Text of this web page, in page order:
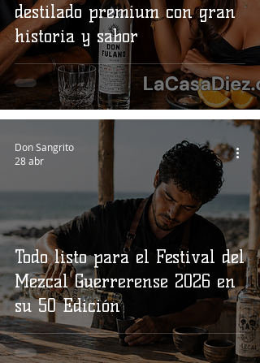
destilado premium con gran
historia y sabor
Todo listo para el Festival del
Mezcal Guerrerense 2026 en
su 50 Edición
Don Sangrito
28 abr